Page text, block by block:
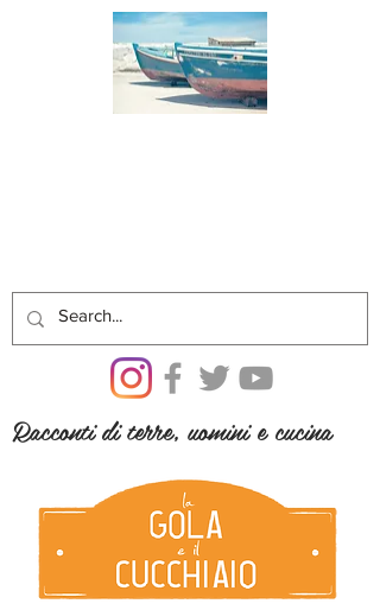
Racconti di terre, uomini e cucina